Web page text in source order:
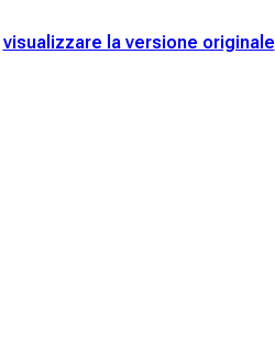
visualizzare la versione originale